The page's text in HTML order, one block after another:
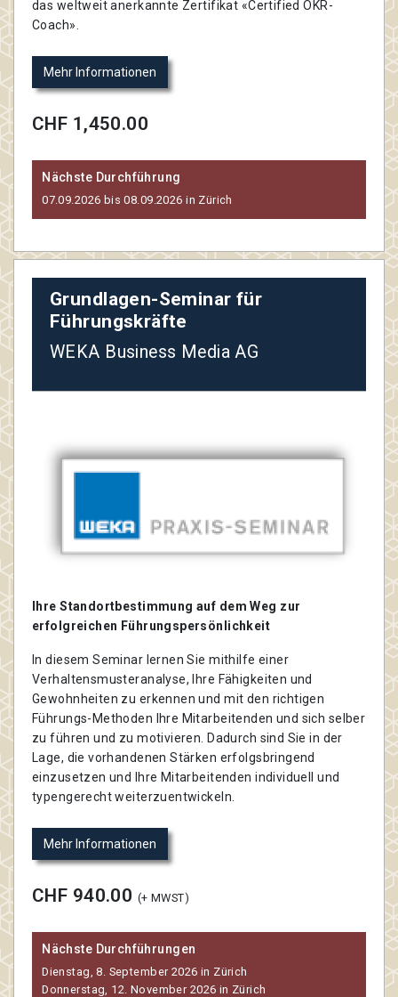
das weltweit anerkannte Zertifikat «Certified OKR-
Coach».
Mehr Informationen
CHF 1,450.00
Nächste Durchführung
07.09.2026 bis 08.09.2026 in Zürich
Grundlagen-Seminar für
Führungskräfte
WEKA Business Media AG
Ihre Standortbestimmung auf dem Weg zur
erfolgreichen Führungspersönlichkeit
In diesem Seminar lernen Sie mithilfe einer
Verhaltensmusteranalyse, Ihre Fähigkeiten und
Gewohnheiten zu erkennen und mit den richtigen
Führungs-Methoden Ihre Mitarbeitenden und sich selber
zu führen und zu motivieren. Dadurch sind Sie in der
Lage, die vorhandenen Stärken erfolgsbringend
einzusetzen und Ihre Mitarbeitenden individuell und
typengerecht weiterzuentwickeln.
Mehr Informationen
CHF 940.00 (+ MWST)
Nächste Durchführungen
Dienstag, 8. September 2026 in Zürich
Donnerstag, 12. November 2026 in Zürich